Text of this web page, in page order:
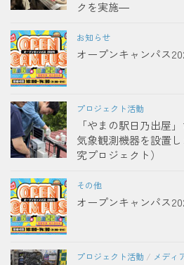
クを実施―
お知らせ
オープンキャンパス
プロジェクト活動
「やまの駅日乃出屋
気象観測機器を設置
究プロジェクト）
その他
オープンキャンパス
プロジェクト活動 / メディ